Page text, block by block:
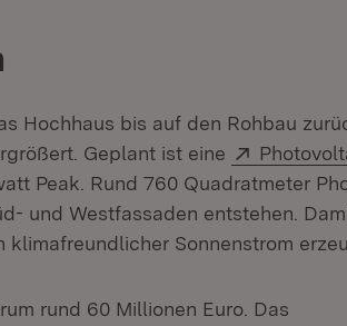
Hochhaus bis auf den Rohbau
Geplant ist eine
Extern:
Peak. Rund 760 Quadratmeter
und Westfassaden entstehen.
Sonnenstrom
rund 60 Millionen Euro. Das